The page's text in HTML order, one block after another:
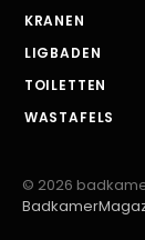
KRANEN
LIGBADEN
TOILETTEN
WASTAFELS
© 2026